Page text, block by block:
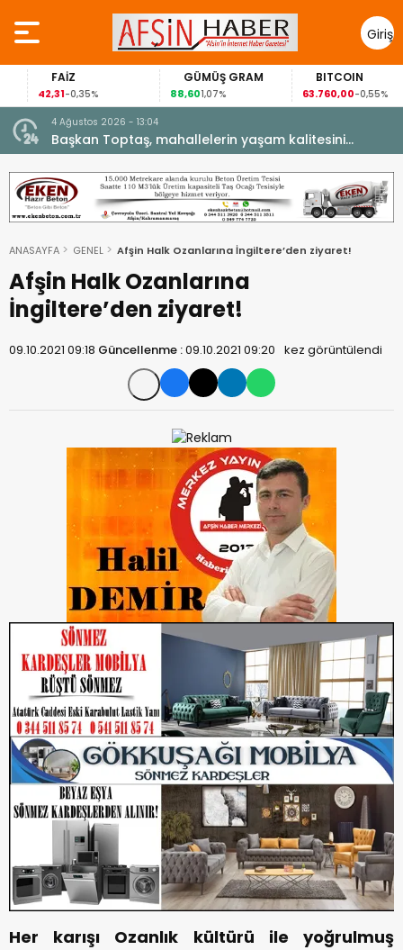
Giriş
Yap
FAİZ
42,31-0,35%
GÜMÜŞ GRAM
88,601,07%
BITCOIN
63.760,00-0,55%
4 Ağustos 2026 - 13:04
Başkan Toptaş, mahallelerin yaşam kalitesini
artıran parkları ziyaret etti.
ANASAYFA GENEL Afşin Halk Ozanlarına İngiltere’den ziyaret!
Afşin Halk Ozanlarına
İngiltere’den ziyaret!
09.10.2021 09:18 Güncellenme :09.10.2021 09:20 kez görüntülendi
Her karışı Ozanlık kültürü ile yoğrulmuş